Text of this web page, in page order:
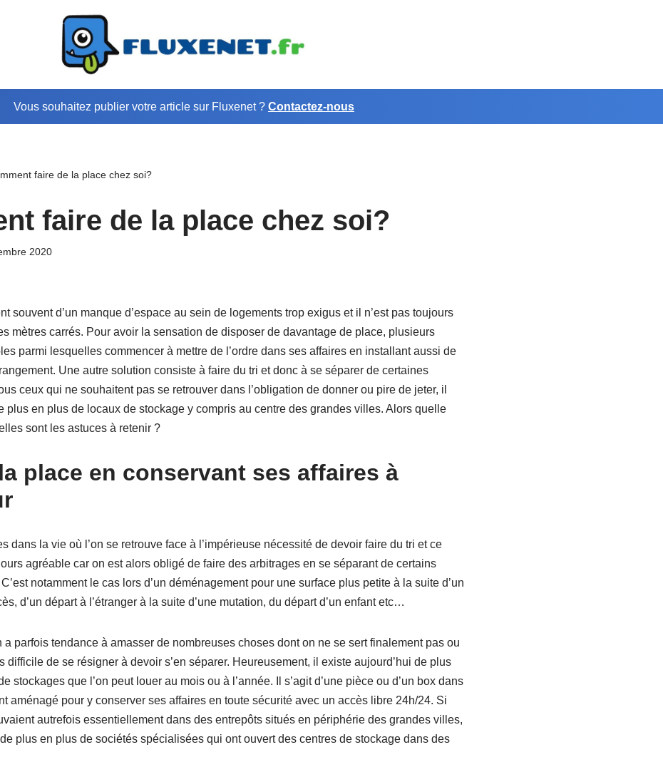
Vous souhaitez publier votre article sur Fluxenet ? Contactez-nous
faire de la place chez soi?
faire de la place chez soi?
2020
souvent d’un manque d’espace au sein de logements trop exigus et il n’est pas toujours
mètres carrés. Pour avoir la sensation de disposer de davantage de place, plusieurs
parmi lesquelles commencer à mettre de l’ordre dans ses affaires en installant aussi de
Une autre solution consiste à faire du tri et donc à se séparer de certaines
ceux qui ne souhaitent pas se retrouver dans l’obligation de donner ou pire de jeter, il
plus en plus de locaux de stockage y compris au centre des grandes villes. Alors quelle
sont les astuces à retenir ?
place en conservant ses affaires à
dans la vie où l’on se retrouve face à l’impérieuse nécessité de devoir faire du tri et ce
agréable car on est alors obligé de faire des arbitrages en se séparant de certains
notamment le cas lors d’un déménagement pour une surface plus petite à la suite d’un
d’un départ à l’étranger à la suite d’une mutation, du départ d’un enfant etc…
a parfois tendance à amasser de nombreuses choses dont on ne se sert finalement pas ou
difficile de se résigner à devoir s’en séparer. Heureusement, il existe aujourd’hui de plus
stockages que l’on peut louer au mois ou à l’année. Il s’agit d’une pièce ou d’un box dans
aménagé pour y conserver ses affaires en toute sécurité avec un accès libre 24h/24. Si
autrefois essentiellement dans des entrepôts situés en périphérie des grandes villes,
plus en plus de sociétés spécialisées qui ont ouvert des centres de stockage dans des